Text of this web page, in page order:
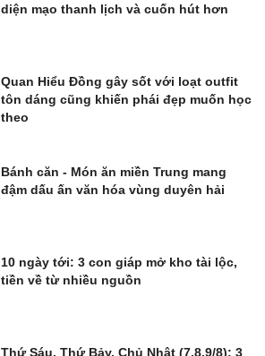
diện mạo thanh lịch và cuốn hút hơn
Quan Hiểu Đồng gây sốt với loạt outfit
tôn dáng cũng khiến phái đẹp muốn học
theo
Bánh căn - Món ăn miền Trung mang
đậm dấu ấn văn hóa vùng duyên hải
10 ngày tới: 3 con giáp mở kho tài lộc,
tiền về từ nhiều nguồn
Thứ Sáu, Thứ Bảy, Chủ Nhật (7,8,9/8): 3